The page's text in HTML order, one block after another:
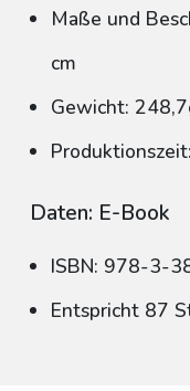
Maße und
cm
Gewicht:
Daten: E-Book
ISBN: 978-3-
Entspricht 87